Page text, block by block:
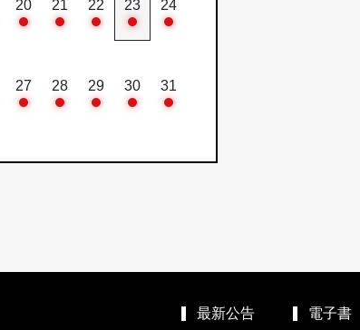
20 21 22 23 24
27 28 29 30 31
最新公告 電子書